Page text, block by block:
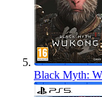
Black Myth: